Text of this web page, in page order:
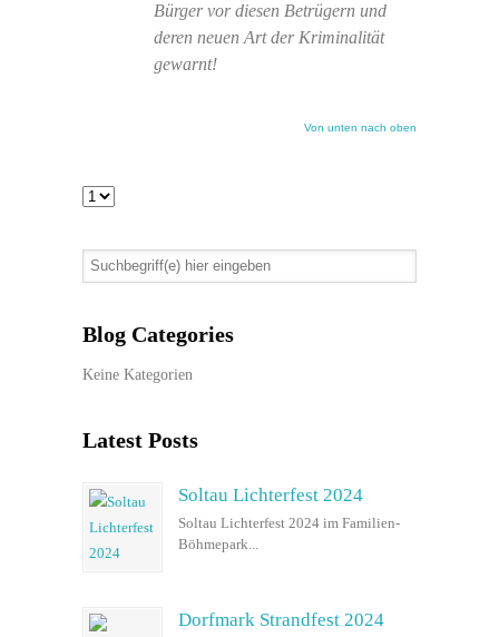
Bürger vor diesen Betrügern und
deren neuen Art der Kriminalität
gewarnt!
Von unten nach oben
Blog Categories
Keine Kategorien
Latest Posts
Soltau Lichterfest 2024
Soltau Lichterfest 2024 im Familien-
Böhmepark...
Dorfmark Strandfest 2024